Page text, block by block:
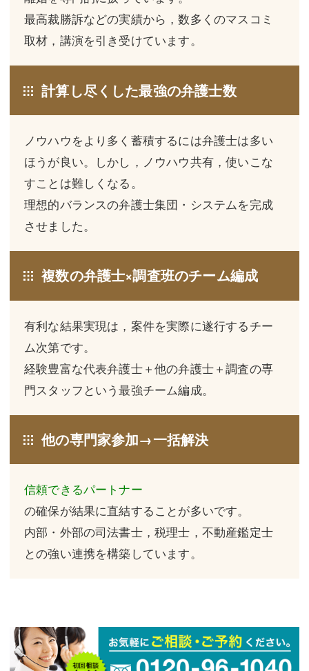
三平 隆史
吉元 優仁
小川 祐
弁護士費用
相続・遺言
離婚（夫婦間トラブル）
企業法務
労働問題（解雇，残業等）
刑事弁護
不動産登記
商業登記
調査・書面作成
アクセス
東京事務所 (新宿・四谷)
埼玉事務所 (さいたま市)
三平 隆史
吉元 優仁
弁護士費用
不動産
離婚（夫婦間トラブル）
企業法務
労働問題（解雇，残業等）
刑事弁護
交通事故
商業登記
調査・書面作成
債務整理
東京事務所 (新宿・四谷)
埼玉事務所 (さいたま市)
川口事務所（埼玉県川口市）
最高裁勝訴などの実績から，数多くのマスコミ
取材，講演を引き受けています。
計算し尽くした最強の弁護士数
ノウハウをより多く蓄積するには弁護士は多い
ほうが良い。しかし，ノウハウ共有，使いこな
すことは難しくなる。
理想的バランスの弁護士集団・システムを完成
させました。
複数の弁護士×調査班のチーム編成
有利な結果実現は，案件を実際に遂行するチー
ム次第です。
経験豊富な代表弁護士＋他の弁護士＋調査の専
門スタッフという最強チーム編成。
他の専門家参加→一括解決
信頼できるパートナー
の確保が結果に直結することが多いです。
内部・外部の司法書士，税理士，不動産鑑定士
との強い連携を構築しています。